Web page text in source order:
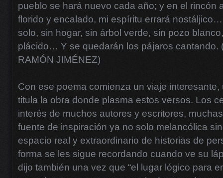
pueblo se hará nuevo cada año; y en el rincón
florido y encalado, mi espíritu errará
solo, sin hogar, sin árbol verde, sin pozo
plácido… Y se quedarán los pájaros cantando.
RAMÓN JIMÉNEZ)
Con ese poema comienza un viaje
titula la obra donde plasma estos versos. Los
interés de muchos autores y escritores,
fuente de inspiración ya no solo melancólica
espacio real y extraordinario de historias de
forma se les sigue recordando cuando ve su
dijo también una vez que “el lugar lógico para